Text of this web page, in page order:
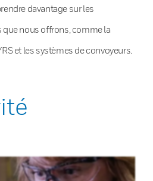
davantage sur les
nous offrons, comme la
et les systèmes de convoyeurs.